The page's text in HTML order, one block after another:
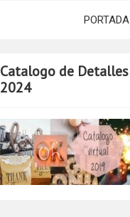
PORTADA
Catalogo de Detalles
2024